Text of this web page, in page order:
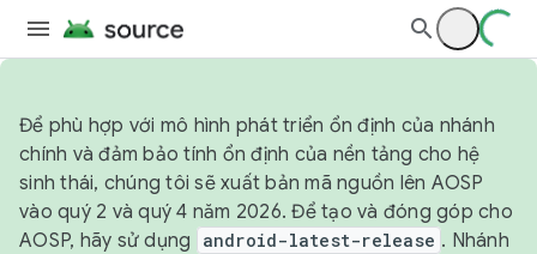
Để phù hợp với mô hình phát triển ổn định của nhánh
chính và đảm bảo tính ổn định của nền tảng cho hệ
sinh thái, chúng tôi sẽ xuất bản mã nguồn lên AOSP
vào quý 2 và quý 4 năm 2026. Để tạo và đóng góp cho
AOSP, hãy sử dụng
android-latest-release . Nhánh